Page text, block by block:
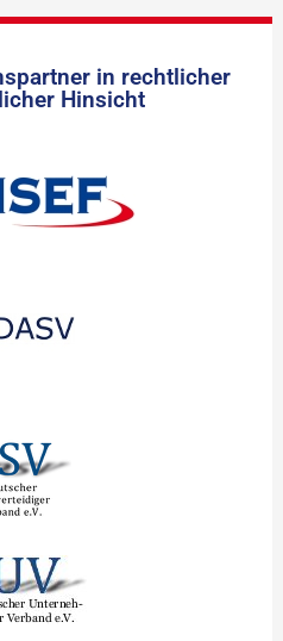
in rechtlicher
Hinsicht